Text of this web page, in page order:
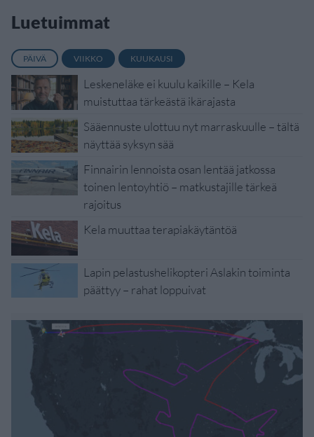
Luetuimmat
PÄIVÄ VIIKKO KUUKAUSI
Leskeneläke ei kuulu kaikille – Kela
muistuttaa tärkeästä ikärajasta
Sääennuste ulottuu nyt marraskuulle – tältä
näyttää syksyn sää
Finnairin lennoista osan lentää jatkossa
toinen lentoyhtiö – matkustajille tärkeä
rajoitus
Kela muuttaa terapiakäytäntöä
Lapin pelastushelikopteri Aslakin toiminta
päättyy – rahat loppuivat